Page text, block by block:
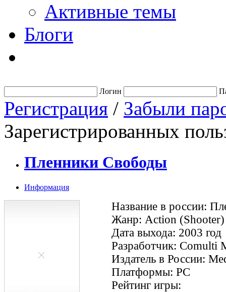
Активные темы
Блоги
Логин
Регистрация / Забыли
Зарегистрированных
Пленники Свободы
Информация
Название в россии:
Жанр: Action (Shooter)
Дата выхода: 2003 год
Разработчик: Comulti
Издатель в России:
Платформы: PC
Рейтинг игры: